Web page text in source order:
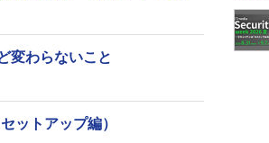
変わらないこと
ットアップ編）